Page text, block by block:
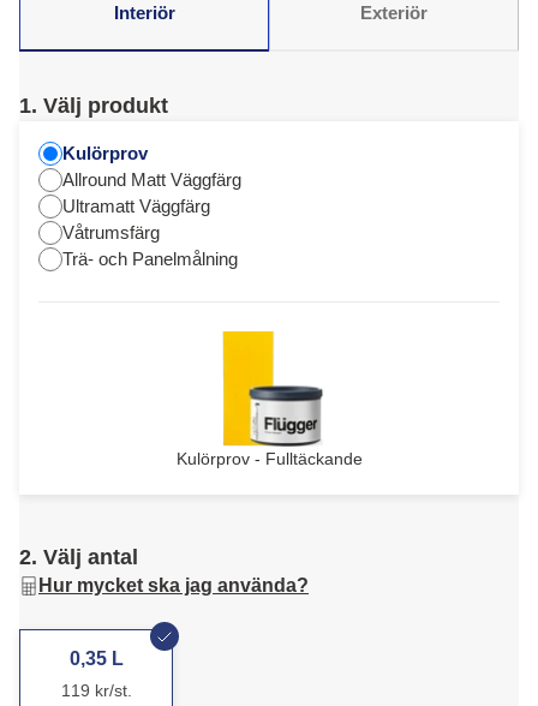
Interiör Exteriör
1. Välj produkt
Kulörprov
Allround Matt Väggfärg
Ultramatt Väggfärg
Våtrumsfärg
Trä- och Panelmålning
Kulörprov - Fulltäckande
2. Välj antal
Hur mycket ska jag använda?
0,35 L
119 kr/st.